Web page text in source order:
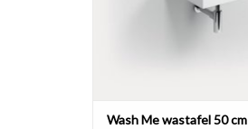
Wash Me wastafel 50 cm